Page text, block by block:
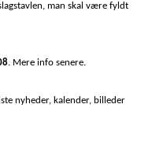
man skal være fyldt
. Mere info senere.
nyheder, kalender, billeder